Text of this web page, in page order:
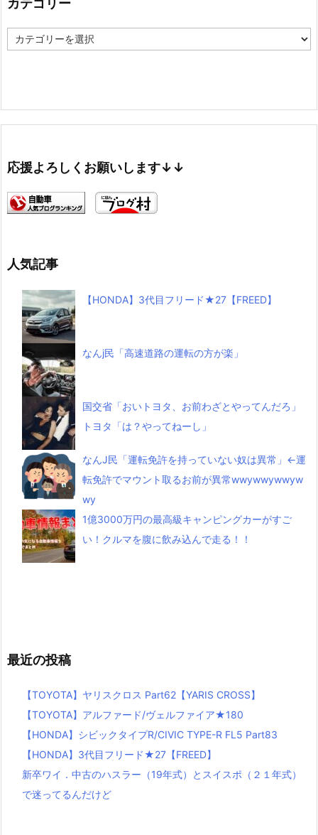
カテゴリー
テ
応援よろしくお願いします↓↓
人気記事
【HONDA】3代目フリード★27【FREED】
なんj民「高速道路の運転の方が楽」
国交省「おいトヨタ、お前わざとやってんだろ」
トヨタ「は？やってねーし」
なんJ民「運転免許を持っていない奴は異常」←運
転免許でマウント取るお前が異常wwywwywwyw
wy
1億3000万円の最高級キャンピングカーがすご
い！クルマを腹に飲み込んで走る！！
最近の投稿
【TOYOTA】ヤリスクロス Part62【YARIS CROSS】
【TOYOTA】アルファード/ヴェルファイア★180
【HONDA】シビックタイプR/CIVIC TYPE-R FL5 Part83
【HONDA】3代目フリード★27【FREED】
新卒ワイ．中古のハスラー（19年式）とスイスポ（２１年式）
で迷ってるんだけど